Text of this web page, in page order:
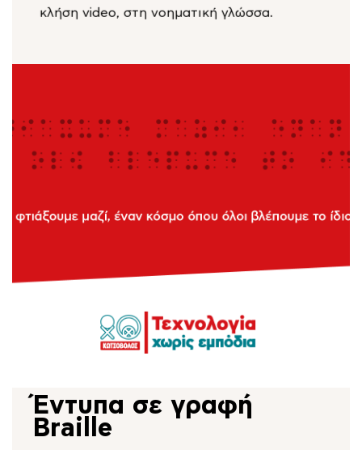
κλήση video, στη νοηματική γλώσσα.
Έντυπα σε γραφή
Braille